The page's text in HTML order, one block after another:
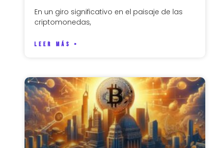
En un giro significativo en el paisaje de las
criptomonedas,
LEER MÁS »